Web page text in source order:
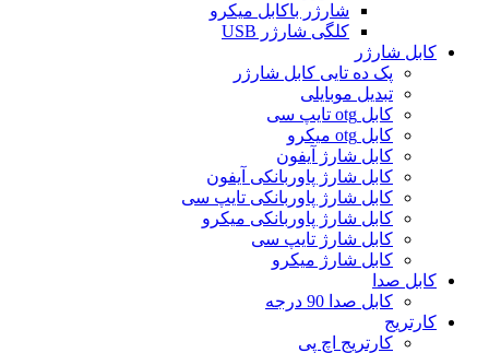
شارژر باکابل میکرو
کلگی شارژر USB
کابل شارژر
پک ده تایی کابل شارژر
تبدیل موبایلی
کابل otg تایپ سی
کابل otg میکرو
کابل شارژ آیفون
کابل شارژ پاوربانکی آیفون
کابل شارژ پاوربانکی تایپ سی
کابل شارژ پاوربانکی میکرو
کابل شارژ تایپ سی
کابل شارژ میکرو
کابل صدا
کابل صدا 90 درجه
کارتریج
کارتریج اچ پی